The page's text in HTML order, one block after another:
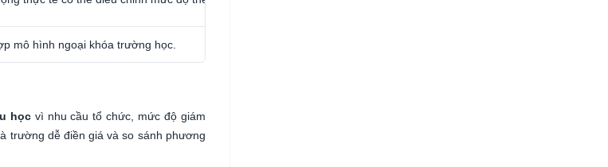
mô hình ngoại khóa trường học.
họcvì nhu cầu tổ chức, mức độ giám
trường dễ điền giá và so sánh phương